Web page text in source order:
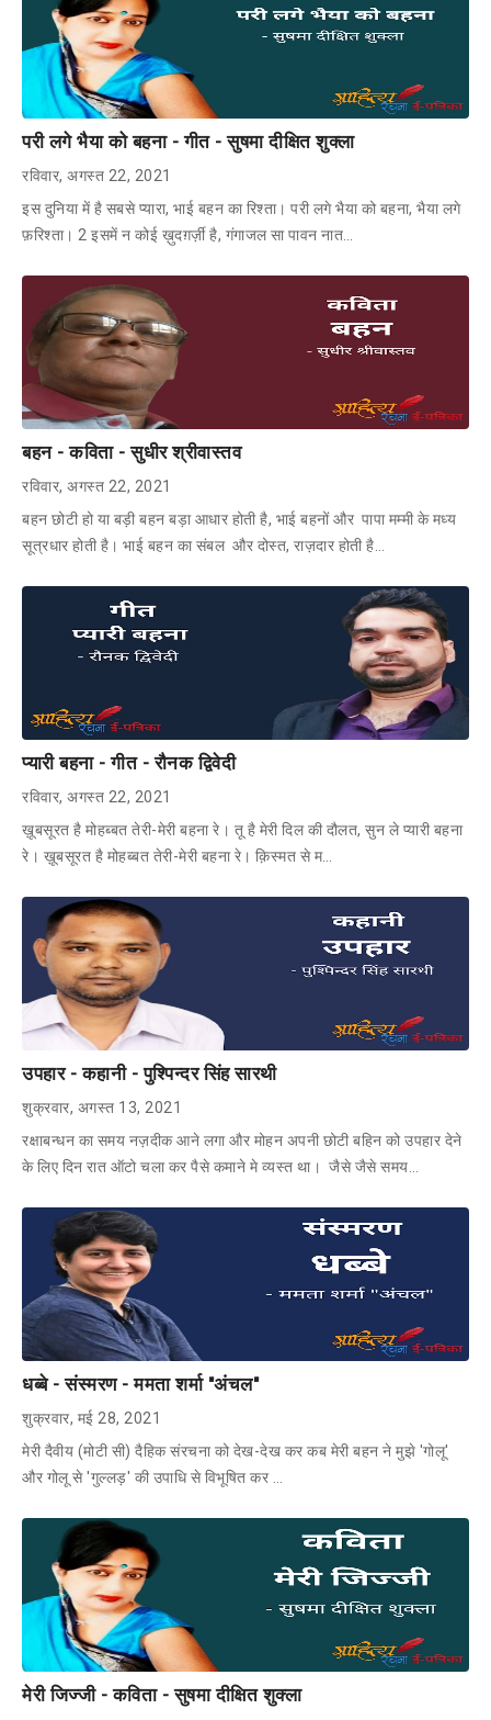
परी लगे भैया को बहना - गीत - सुषमा दीक्षित शुक्ला
रविवार, अगस्त 22, 2021
इस दुनिया में है सबसे प्यारा, भाई बहन का रिश्ता। परी लगे भैया को बहना, भैया लगे
फ़रिश्ता। 2 इसमें न कोई ख़ुदग़र्ज़ी है, गंगाजल सा पावन नात…
बहन - कविता - सुधीर श्रीवास्तव
रविवार, अगस्त 22, 2021
बहन छोटी हो या बड़ी बहन बड़ा आधार होती है, भाई बहनों और पापा मम्मी के मध्य
सूत्रधार होती है। भाई बहन का संबल और दोस्त, राज़दार होती है…
प्यारी बहना - गीत - रौनक द्विवेदी
रविवार, अगस्त 22, 2021
ख़ूबसूरत है मोहब्बत तेरी-मेरी बहना रे। तू है मेरी दिल की दौलत, सुन ले प्यारी बहना
रे। ख़ूबसूरत है मोहब्बत तेरी-मेरी बहना रे। क़िस्मत से म…
उपहार - कहानी - पुश्पिन्दर सिंह सारथी
शुक्रवार, अगस्त 13, 2021
रक्षाबन्धन का समय नज़दीक आने लगा और मोहन अपनी छोटी बहिन को उपहार देने
के लिए दिन रात ऑटो चला कर पैसे कमाने मे व्यस्त था। जैसे जैसे समय…
धब्बे - संस्मरण - ममता शर्मा "अंचल"
शुक्रवार, मई 28, 2021
मेरी दैवीय (मोटी सी) दैहिक संरचना को देख-देख कर कब मेरी बहन ने मुझे 'गोलू'
और गोलू से 'गुल्लड़' की उपाधि से विभूषित कर …
मेरी जिज्जी - कविता - सुषमा दीक्षित शुक्ला